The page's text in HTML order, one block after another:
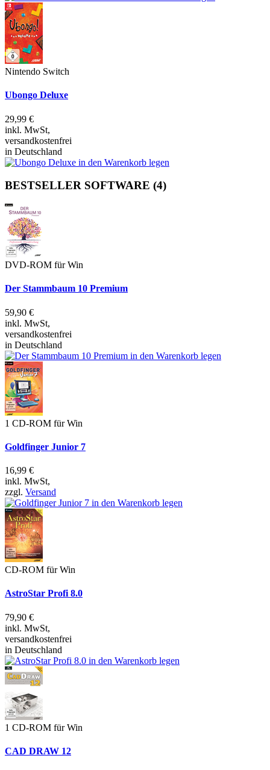
Nintendo Switch
Ubongo Deluxe
29,99 €
inkl. MwSt,
versandkostenfrei
in Deutschland
BESTSELLER SOFTWARE (4)
DVD-ROM für Win
Der Stammbaum 10 Premium
59,90 €
inkl. MwSt,
versandkostenfrei
in Deutschland
1 CD-ROM für Win
Goldfinger Junior 7
16,99 €
inkl. MwSt,
zzgl. Versand
CD-ROM für Win
AstroStar Profi 8.0
79,90 €
inkl. MwSt,
versandkostenfrei
in Deutschland
1 CD-ROM für Win
CAD DRAW 12